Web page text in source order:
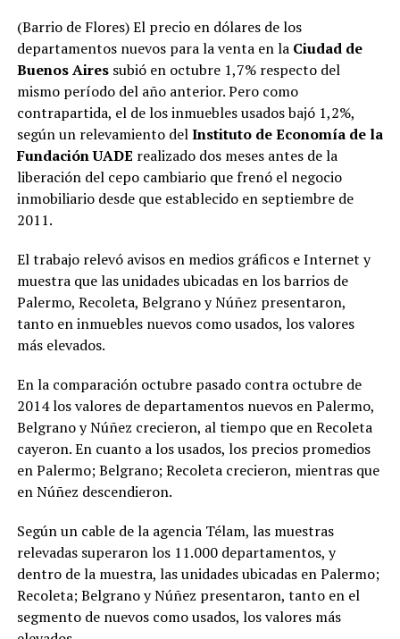
(Barrio de Flores) El precio en dólares de los
departamentos nuevos para la venta en la Ciudad de
Buenos Airessubió en octubre 1,7% respecto del
mismo período del año anterior. Pero como
contrapartida, el de los inmuebles usados bajó 1,2%,
según un relevamiento delInstituto de Economía de la
Fundación UADE realizado dos meses antes de la
liberación del cepo cambiario que frenó el negocio
inmobiliario desde que establecido en septiembre de
2011.
El trabajo relevó avisos en medios gráficos e Internet y
muestra que las unidades ubicadas en los barrios de
Palermo, Recoleta, Belgrano y Núñez presentaron,
tanto en inmuebles nuevos como usados, los valores
más elevados.
En la comparación octubre pasado contra octubre de
2014 los valores de departamentos nuevos en Palermo,
Belgrano y Núñez crecieron, al tiempo que en Recoleta
cayeron. En cuanto a los usados, los precios promedios
en Palermo; Belgrano; Recoleta crecieron, mientras que
en Núñez descendieron.
Según un cable de la agencia Télam, las muestras
relevadas superaron los 11.000 departamentos, y
dentro de la muestra, las unidades ubicadas en Palermo;
Recoleta; Belgrano y Núñez presentaron, tanto en el
segmento de nuevos como usados, los valores más